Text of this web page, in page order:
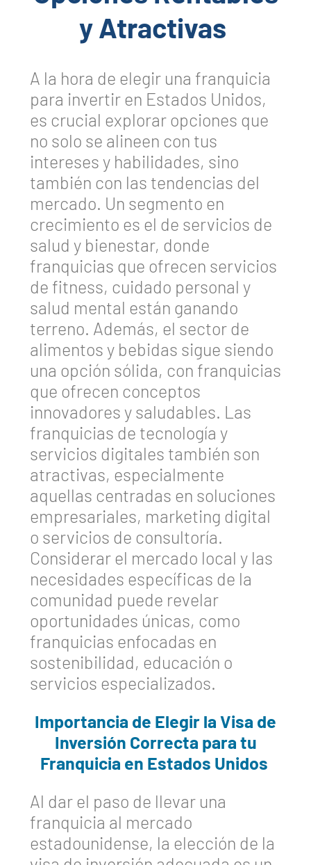
y Atractivas
A la hora de elegir una franquicia
para invertir en Estados Unidos,
es crucial explorar opciones que
no solo se alineen con tus
intereses y habilidades, sino
también con las tendencias del
mercado. Un segmento en
crecimiento es el de servicios de
salud y bienestar, donde
franquicias que ofrecen servicios
de fitness, cuidado personal y
salud mental están ganando
terreno. Además, el sector de
alimentos y bebidas sigue siendo
una opción sólida, con franquicias
que ofrecen conceptos
innovadores y saludables. Las
franquicias de tecnología y
servicios digitales también son
atractivas, especialmente
aquellas centradas en soluciones
empresariales, marketing digital
o servicios de consultoría.
Considerar el mercado local y las
necesidades específicas de la
comunidad puede revelar
oportunidades únicas, como
franquicias enfocadas en
sostenibilidad, educación o
servicios especializados.
Importancia de Elegir la Visa de
Inversión Correcta para tu
Franquicia en Estados Unidos
Al dar el paso de llevar una
franquicia al mercado
estadounidense, la elección de la